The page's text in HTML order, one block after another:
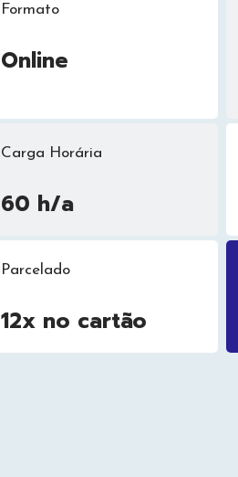
Formato
Online
Carga Horária
60 h/a
Parcelado
12x no cartão